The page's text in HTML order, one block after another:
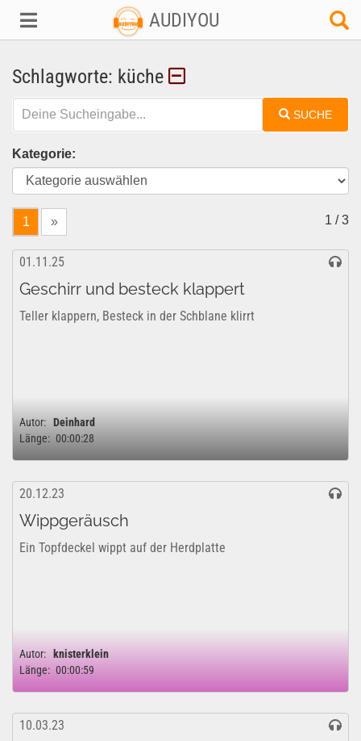
AUDIYOU
Schlagworte: küche
SUCHE
Kategorie:
1 » 1 / 3
01.11.25
Geschirr und besteck klappert
Teller klappern, Besteck in der Schblane klirrt
Autor: Deinhard
Länge: 00:00:28
20.12.23
Wippgeräusch
Ein Topfdeckel wippt auf der Herdplatte
Autor:
knisterklein
Länge: 00:00:59
10.03.23